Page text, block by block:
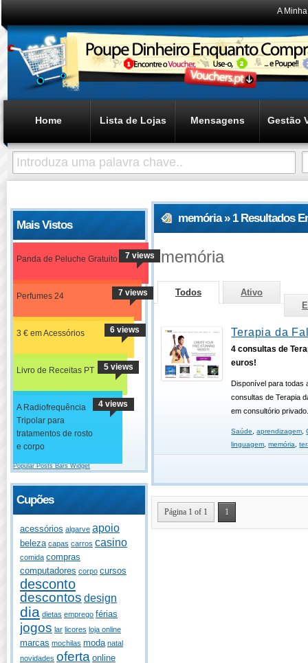
A
Home Lista de Lojas Mensagens Gestão
Mais Vistos
Panda de Peluche Gratuito 7 views
Perfumes 24 7 views
3 € em Acessórios 6 views
Livro de Receitas PT 5 views
A Radiofrequência
Tripolar para
tratamentos de rosto
e corpo
4 views
Popular Posts Bars Widget
Cupões
acessórios algarve apoio
beleza capas carros casino
comida compras
computadores corpo cursos
desconto
descontos design
dia dietas emprego férias
jogos lar licores loja online
marcas mochilas moda natal
novidades oferta online
memória » 1 Resultados
memória
Todos
Ativo
Terapia da
4 consultas de
euros!
Disponível para todas
consultas de Terapia
em consultório
Saúde ,aprendizagem ,
linguagem ,memória ,
Página 1 of 1 1